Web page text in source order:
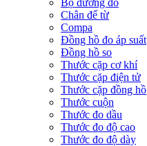
Chân đế từ
Compa
Đồng hồ đo áp suất
Đồng hồ so
Thước cặp cơ khí
Thước cặp điện tử
Thước cặp đồng hồ
Thước cuộn
Thước đo dầu
Thước đo độ cao
Thước đo độ dày